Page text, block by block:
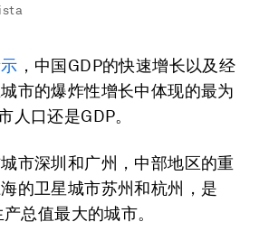
，中国GDP的快速增长以及经
市的爆炸性增长中体现的最为
口还是GDP。
市深圳和广州，中部地区的重
的卫星城市苏州和杭州，是
总值最大的城市。